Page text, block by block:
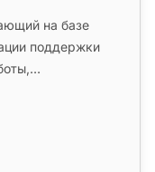
на базе
поддержки